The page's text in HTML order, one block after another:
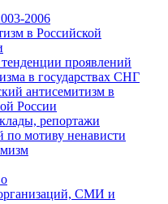
2006
в Российской
проявлений
в государствах СНГ
антисемитизм в
России
репортажи
по мотиву ненависти
СМИ и